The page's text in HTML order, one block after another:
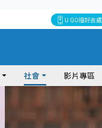
U GO搵好去處
社會 影片專區